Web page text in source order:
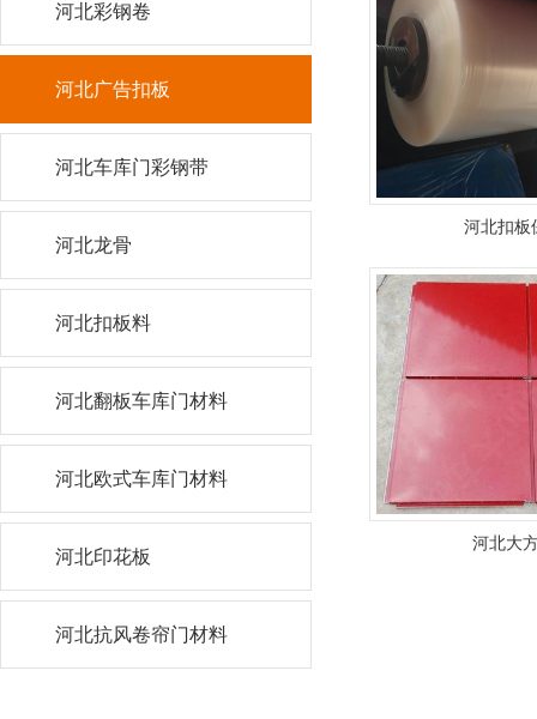
河北扣板
河北大
河北彩钢卷
河北广告扣板
河北车库门彩钢带
河北龙骨
河北扣板料
河北翻板车库门材料
河北欧式车库门材料
河北印花板
河北抗风卷帘门材料